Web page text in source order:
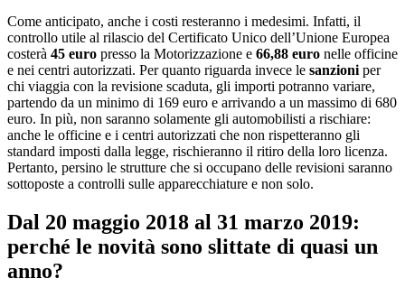
Come anticipato, anche i costi resteranno i medesimi. Infatti, il
controllo utile al rilascio del Certificato Unico dell’Unione Europea
costerà 45 euro presso la Motorizzazione e 66,88 euro nelle officine
e nei centri autorizzati. Per quanto riguarda invece le sanzioni per
chi viaggia con la revisione scaduta, gli importi potranno variare,
partendo da un minimo di 169 euro e arrivando a un massimo di 680
euro. In più, non saranno solamente gli automobilisti a rischiare:
anche le officine e i centri autorizzati che non rispetteranno gli
standard imposti dalla legge, rischieranno il ritiro della loro licenza.
Pertanto, persino le strutture che si occupano delle revisioni saranno
sottoposte a controlli sulle apparecchiature e non solo.
Dal 20 maggio 2018 al 31 marzo 2019:
perché le novità sono slittate di quasi un
anno?